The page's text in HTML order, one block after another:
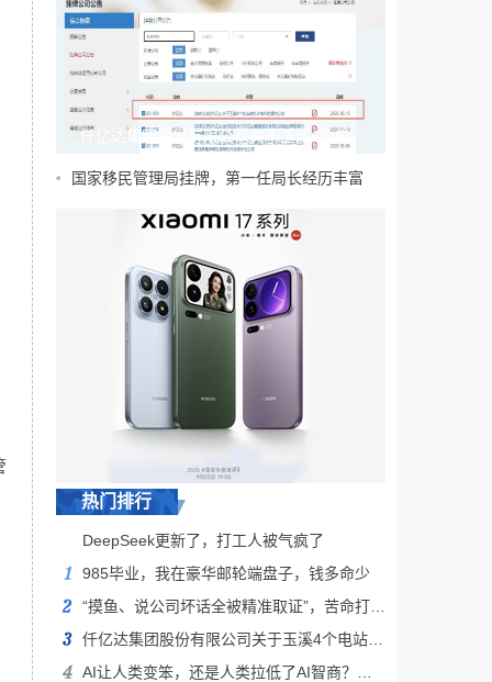
仟亿达集团股份有限公司关于玉溪4个电
站被抢占事件进展的公告
国家移民管理局挂牌，第一任局长经历丰富
热门排行
DeepSeek更新了，打工人被气疯了
985毕业，我在豪华邮轮端盘子，钱多命少
“摸鱼、说公司坏话全被精准取证”，苦命打工人在职场堪比“裸奔”
仟亿达集团股份有限公司关于玉溪4个电站被抢占事件进展的公告
AI让人类变笨，还是人类拉低了AI智商？两千年前的担忧，今天再现